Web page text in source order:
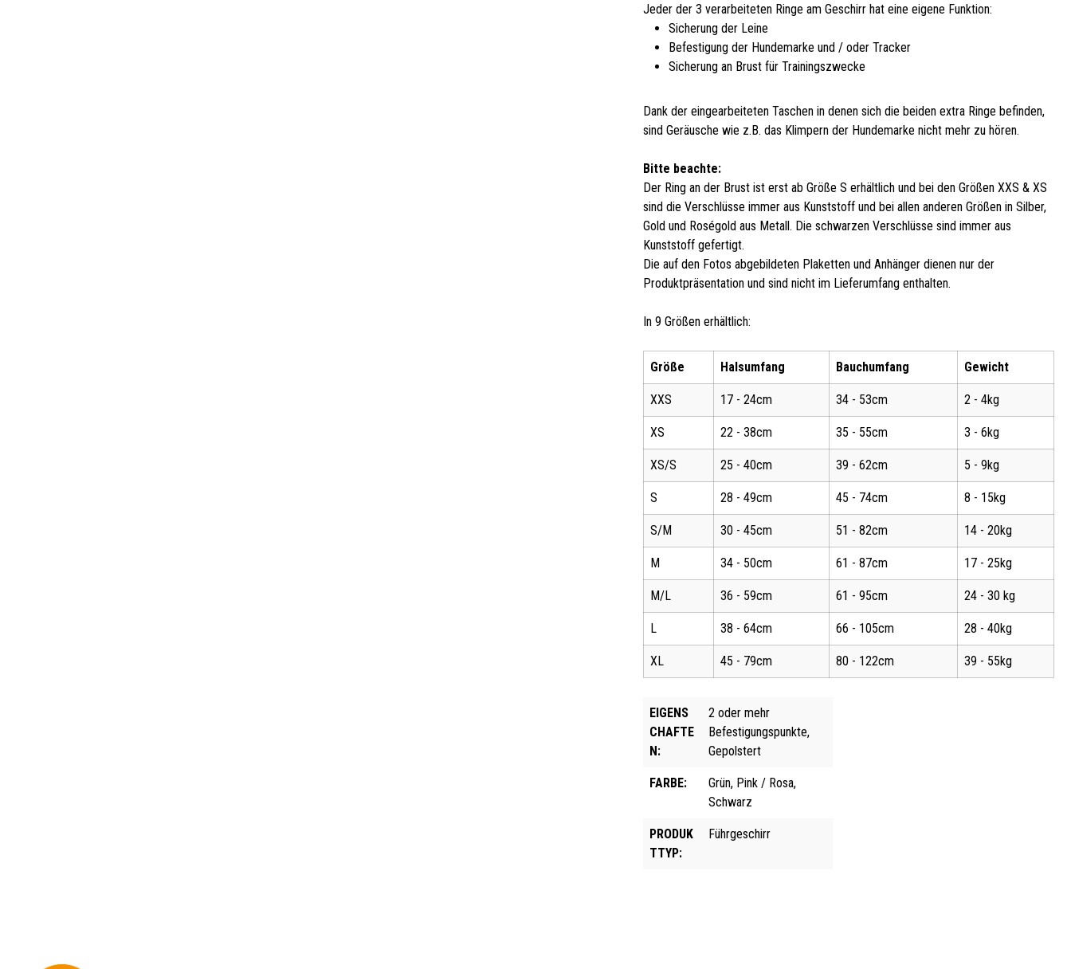
Jeder der 3 verarbeiteten Ringe am Geschirr hat eine eigene Funktion:
Sicherung der Leine
Befestigung der Hundemarke und / oder Tracker
Sicherung an Brust für Trainingszwecke
Dank der eingearbeiteten Taschen in denen sich die beiden extra Ringe befinden,
sind Geräusche wie z.B. das Klimpern der Hundemarke nicht mehr zu hören.
Bitte beachte:
Der Ring an der Brust ist erst ab Größe S erhältlich und bei den Größen XXS & XS
sind die Verschlüsse immer aus Kunststoff und bei allen anderen Größen in Silber,
Gold und Roségold aus Metall. Die schwarzen Verschlüsse sind immer aus
Kunststoff gefertigt.
Die auf den Fotos abgebildeten Plaketten und Anhänger dienen nur der
Produktpräsentation und sind nicht im Lieferumfang enthalten.
In 9 Größen erhältlich:
Größe Halsumfang Bauchumfang Gewicht
XXS 17 - 24cm 34 - 53cm 2 - 4kg
XS 22 - 38cm 35 - 55cm 3 - 6kg
XS/S 25 - 40cm 39 - 62cm 5 - 9kg
S 28 - 49cm 45 - 74cm 8 - 15kg
S/M 30 - 45cm 51 - 82cm 14 - 20kg
M 34 - 50cm 61 - 87cm 17 - 25kg
M/L 36 - 59cm 61 - 95cm 24 - 30 kg
L 38 - 64cm 66 - 105cm 28 - 40kg
XL 45 - 79cm 80 - 122cm 39 - 55kg
EIGENS
CHAFTE
N:
2 oder mehr
Befestigungspunkte,
Gepolstert
FARBE:
Grün, Pink / Rosa,
Schwarz
PRODUK
TTYP:
Führgeschirr